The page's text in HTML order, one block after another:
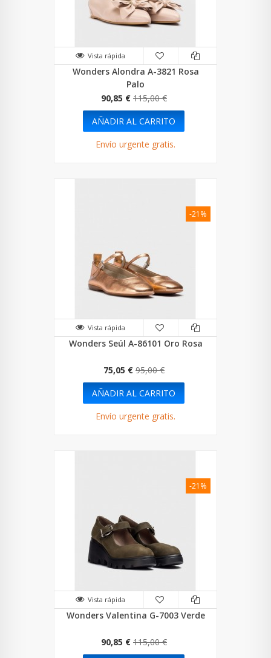
Vista rápida
Wonders Alondra A-3821 Rosa
Palo
90,85 € 115,00 €
AÑADIR AL CARRITO
Envío urgente gratis.
Vista rápida
Wonders Seúl A-86101 Oro Rosa
75,05 € 95,00 €
-21%
AÑADIR AL CARRITO
Envío urgente gratis.
Vista rápida
Wonders Valentina G-7003 Verde
90,85 € 115,00 €
-21%